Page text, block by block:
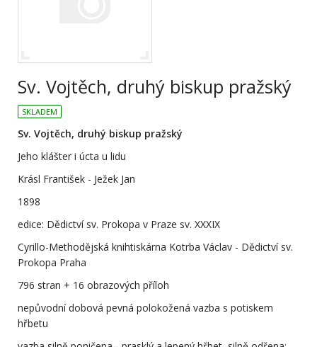
Sv. Vojtěch, druhý biskup pražský
SKLADEM
Sv. Vojtěch, druhý biskup pražský
Jeho klášter i úcta u lidu
Krásl František - Ježek Jan
1898
edice: Dědictví sv. Prokopa v Praze sv. XXXIX
Cyrillo-Methodějská knihtiskárna Kotrba Václav - Dědictví sv.
Prokopa Praha
796 stran + 16 obrazových příloh
nepůvodní dobová pevná polokožená vazba s potiskem
hřbetu